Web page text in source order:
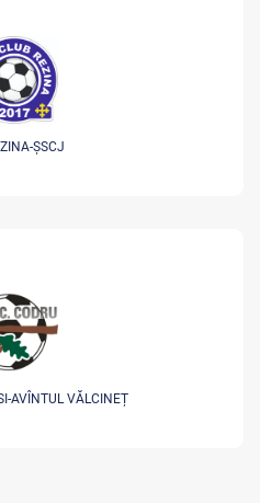
ȘSCJ
AVÎNTUL VĂLCINEȚ